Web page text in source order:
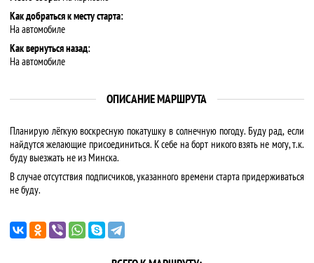
Как добраться к месту старта:
На автомобиле
Как вернуться назад:
На автомобиле
ОПИСАНИЕ МАРШРУТА
Планирую лёгкую воскресную покатушку в солнечную погоду. Буду рад, если
найдутся желающие присоединиться. К себе на борт никого взять не могу, т.к.
буду выезжать не из Минска.
В случае отсутствия подписчиков, указанного времени старта придерживаться
не буду.